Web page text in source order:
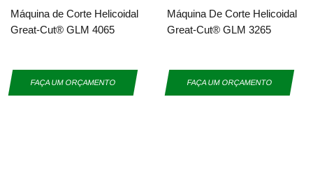
Máquina de Corte Helicoidal
Great-Cut® GLM 4065
FAÇA UM ORÇAMENTO
Máquina De Corte Helicoidal
Great-Cut® GLM 3265
FAÇA UM ORÇAMENTO